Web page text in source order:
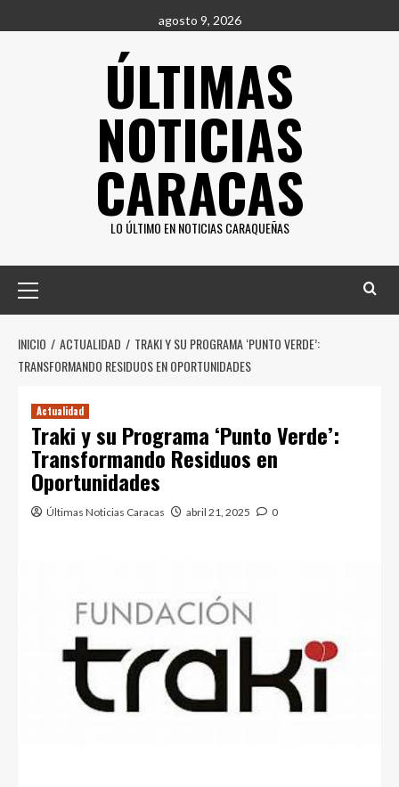
al
agosto 9, 2026
ÚLTIMAS
NOTICIAS
CARACAS
LO ÚLTIMO EN NOTICIAS CARAQUEÑAS
principal
INICIO ACTUALIDAD
TRAKI Y SU PROGRAMA ‘PUNTO VERDE’:
TRANSFORMANDO RESIDUOS EN OPORTUNIDADES
Actualidad
Traki y su Programa ‘Punto Verde’:
Transformando Residuos en
Oportunidades
Últimas Noticias Caracas abril 21, 2025 0